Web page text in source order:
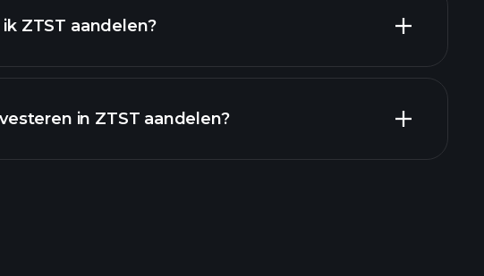
financiële rapporten
ZTST aandelen?
in ZTST aandelen?